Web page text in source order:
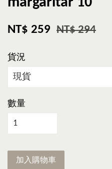
NT$ 259 NT$ 294
貨況
數量
加入購物車